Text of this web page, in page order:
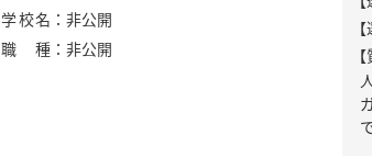
学校名 ： 非公開
職種 ： 非公開